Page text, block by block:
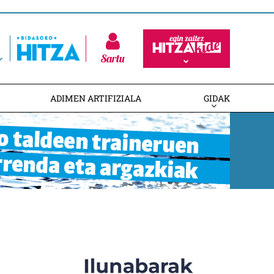
Sartu
ADIMEN ARTIFIZIALA GIDAK